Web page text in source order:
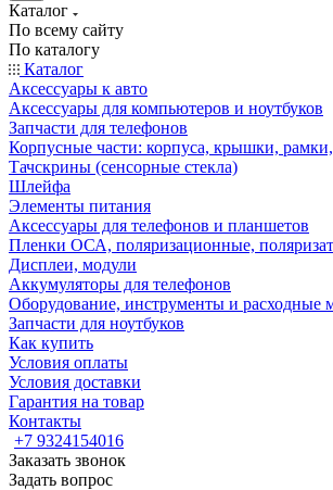
Каталог
По всему сайту
По каталогу
Каталог
Аксессуары к авто
Аксессуары для компьютеров и ноутбуков
Запчасти для телефонов
Корпусные части: корпуса, крышки,
Тачскрины (сенсорные стекла)
Шлейфа
Элементы питания
Аксессуары для телефонов и планшетов
Пленки ОСА, поляризационные,
Дисплеи, модули
Аккумуляторы для телефонов
Оборудование, инструменты и расходные
Запчасти для ноутбуков
Как купить
Условия оплаты
Условия доставки
Гарантия на товар
Контакты
+7 9324154016
Заказать звонок
Задать вопрос